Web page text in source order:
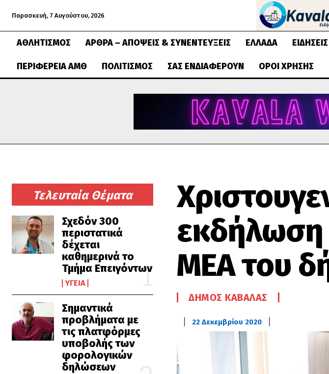
Παρασκευή, 7 Αυγούστου, 2026
ΑΘΛΗΤΙΣΜΌΣ ΆΡΘΡΑ – ΑΠΌΨΕΙΣ & ΣΥΝΕΝΤΕΎΞΕΙΣ ΕΛΛΆΔΑ ΕΙΔΉΣΕΙΣ
ΠΕΡΙΦΈΡΕΙΑ ΑΜΘ ΠΟΛΙΤΙΣΜΌΣ ΣΑΣ ΕΝΔΙΑΦΈΡΟΥΝ ΌΡΟΙ ΧΡΉΣΗΣ
Τελευταία Θέματα
Σχεδόν 300
περιστατικά
δέχεται
καθημερινά το
Τμήμα Επειγόντων
ΥΓΕΊΑ
Σημαντικά
προβλήματα με
τις πλατφόρμες
υποβολής των
φορολογικών
δηλώσεων
ΜΕΑ του
ΔΉΜΟΣ ΚΑΒΆΛΑΣ
22 Δεκεμβρίου 2020